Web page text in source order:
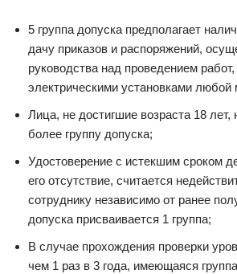
5 группа допуска предполагает
дачу приказов и распоряжений,
руководства над проведением
электрическими установками любой
Лица, не достигшие возраста 18 лет,
более группу допуска;
Удостоверение с истекшим сроком
его отсутствие, считается
сотруднику независимо от ранее
допуска присваивается 1 группа;
В случае прохождения проверки
чем 1 раз в 3 года, имеющаяся